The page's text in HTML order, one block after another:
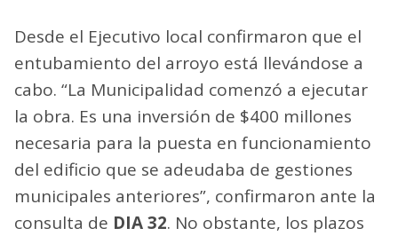
Desde el Ejecutivo local confirmaron que el
entubamiento del arroyo está llevándose a
cabo. “La Municipalidad comenzó a ejecutar
la obra. Es una inversión de $400 millones
necesaria para la puesta en funcionamiento
del edificio que se adeudaba de gestiones
municipales anteriores”, confirmaron ante la
consulta de DIA 32. No obstante, los plazos